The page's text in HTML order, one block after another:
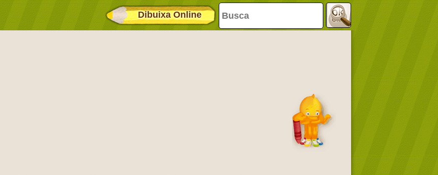
Dibuixa Online